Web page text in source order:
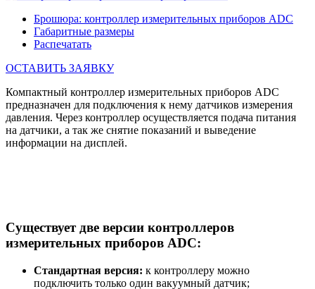
Брошюра: контроллер измерительных приборов ADC
Габаритные размеры
Распечатать
ОСТАВИТЬ ЗАЯВКУ
Компактный контроллер измерительных приборов ADC
предназначен для подключения к нему датчиков измерения
давления. Через контроллер осуществляется подача питания
на датчики, а так же снятие показаний и выведение
информации на дисплей.
Существует две версии контроллеров
измерительных приборов ADC:
Стандартная версия: к контроллеру можно
подключить только один вакуумный датчик;